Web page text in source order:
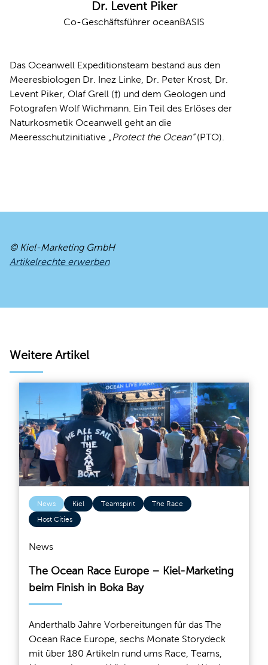
Dr. Levent Piker
Co-Geschäftsführer oceanBASIS
Das Oceanwell Expeditionsteam bestand aus den
Meeresbiologen Dr. Inez Linke, Dr. Peter Krost, Dr.
Levent Piker, Olaf Grell (†) und dem Geologen und
Fotografen Wolf Wichmann. Ein Teil des Erlöses der
Naturkosmetik Oceanwell geht an die
Meeresschutzinitiative „Protect the Ocean“(PTO).
© Kiel-Marketing GmbH
Artikelrechte erwerben
Weitere Artikel
News Kiel Teamspirit
The Race
Host Cities
News
The Ocean Race Europe – Kiel-Marketing
beim Finish in Boka Bay
Anderthalb Jahre Vorbereitungen für das The
Ocean Race Europe, sechs Monate Storydeck
mit über 180 Artikeln rund ums Race, Teams,